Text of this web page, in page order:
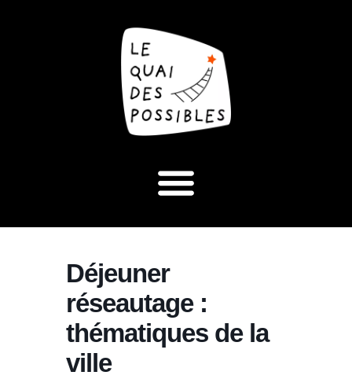
Déjeuner
réseautage :
thématiques de la
ville